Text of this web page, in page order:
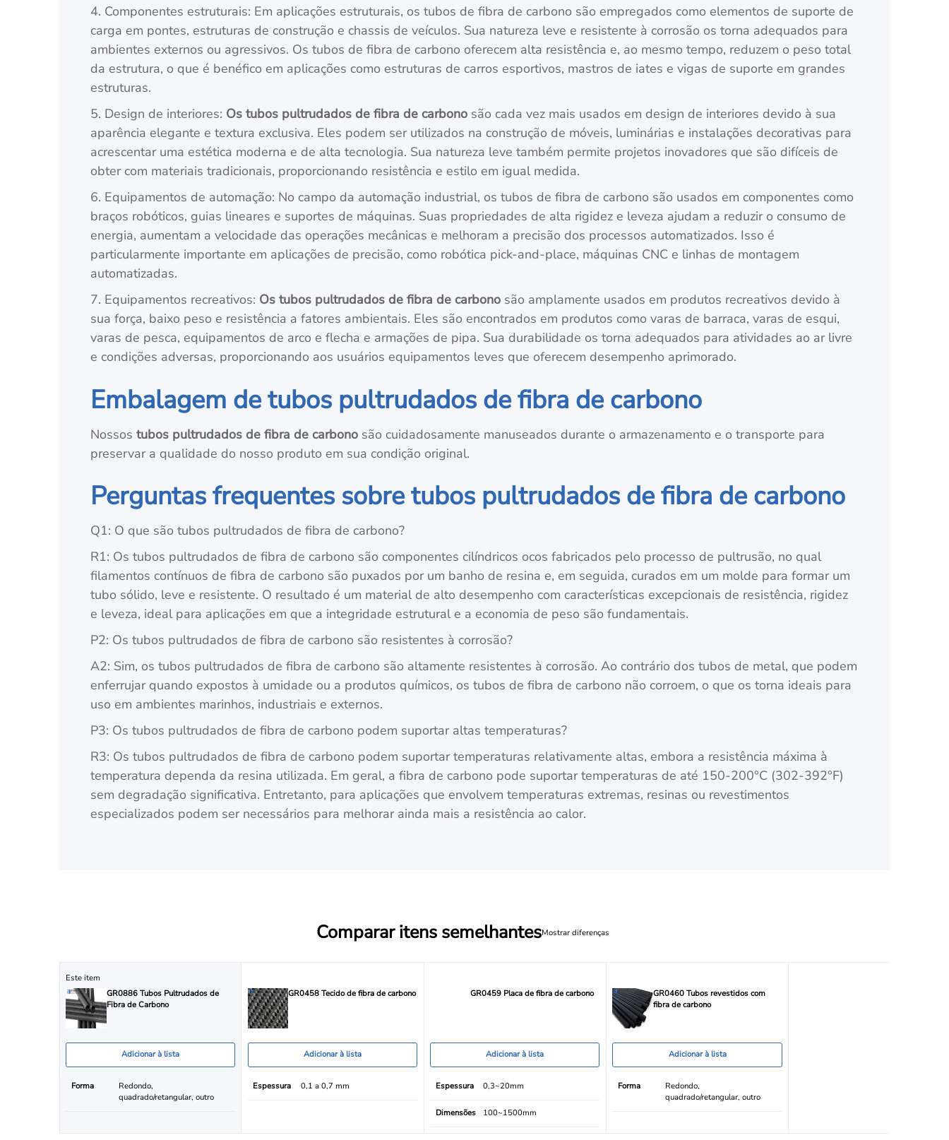
4. Componentes estruturais: Em aplicações estruturais, os tubos de fibra de carbono são empregados como elementos de suporte de
carga em pontes, estruturas de construção e chassis de veículos. Sua natureza leve e resistente à corrosão os torna adequados para
ambientes externos ou agressivos. Os tubos de fibra de carbono oferecem alta resistência e, ao mesmo tempo, reduzem o peso total
da estrutura, o que é benéfico em aplicações como estruturas de carros esportivos, mastros de iates e vigas de suporte em grandes
estruturas.
5. Design de interiores: Os tubos pultrudados de fibra de carbono são cada vez mais usados em design de interiores devido à sua
aparência elegante e textura exclusiva. Eles podem ser utilizados na construção de móveis, luminárias e instalações decorativas para
acrescentar uma estética moderna e de alta tecnologia. Sua natureza leve também permite projetos inovadores que são difíceis de
obter com materiais tradicionais, proporcionando resistência e estilo em igual medida.
6. Equipamentos de automação: No campo da automação industrial, os tubos de fibra de carbono são usados em componentes como
braços robóticos, guias lineares e suportes de máquinas. Suas propriedades de alta rigidez e leveza ajudam a reduzir o consumo de
energia, aumentam a velocidade das operações mecânicas e melhoram a precisão dos processos automatizados. Isso é
particularmente importante em aplicações de precisão, como robótica pick-and-place, máquinas CNC e linhas de montagem
automatizadas.
7. Equipamentos recreativos: Os tubos pultrudados de fibra de carbono são amplamente usados em produtos recreativos devido à
sua força, baixo peso e resistência a fatores ambientais. Eles são encontrados em produtos como varas de barraca, varas de esqui,
varas de pesca, equipamentos de arco e flecha e armações de pipa. Sua durabilidade os torna adequados para atividades ao ar livre
e condições adversas, proporcionando aos usuários equipamentos leves que oferecem desempenho aprimorado.
Embalagem de tubos pultrudados de fibra de carbono
Nossostubos pultrudados de fibra de carbono são cuidadosamente manuseados durante o armazenamento e o transporte para
preservar a qualidade do nosso produto em sua condição original.
Perguntas frequentes sobre tubos pultrudados de fibra de carbono
Q1: O que são tubos pultrudados de fibra de carbono?
R1: Os tubos pultrudados de fibra de carbono são componentes cilíndricos ocos fabricados pelo processo de pultrusão, no qual
filamentos contínuos de fibra de carbono são puxados por um banho de resina e, em seguida, curados em um molde para formar um
tubo sólido, leve e resistente. O resultado é um material de alto desempenho com características excepcionais de resistência, rigidez
e leveza, ideal para aplicações em que a integridade estrutural e a economia de peso são fundamentais.
P2: Os tubos pultrudados de fibra de carbono são resistentes à corrosão?
A2: Sim, os tubos pultrudados de fibra de carbono são altamente resistentes à corrosão. Ao contrário dos tubos de metal, que podem
enferrujar quando expostos à umidade ou a produtos químicos, os tubos de fibra de carbono não corroem, o que os torna ideais para
uso em ambientes marinhos, industriais e externos.
P3: Os tubos pultrudados de fibra de carbono podem suportar altas temperaturas?
R3: Os tubos pultrudados de fibra de carbono podem suportar temperaturas relativamente altas, embora a resistência máxima à
temperatura dependa da resina utilizada. Em geral, a fibra de carbono pode suportar temperaturas de até 150-200°C (302-392°F)
sem degradação significativa. Entretanto, para aplicações que envolvem temperaturas extremas, resinas ou revestimentos
especializados podem ser necessários para melhorar ainda mais a resistência ao calor.
Comparar itens semelhantesMostrar diferenças
Este item
GR0886 Tubos Pultrudados de
Fibra de Carbono
Adicionar à lista
Forma
Redondo,
quadrado/retangular, outro
GR0458 Tecido de fibra de carbono
Adicionar à lista
Espessura 0,1 a 0,7 mm
GR0459 Placa de fibra de carbono
Adicionar à lista
Espessura 0,3~20mm
Dimensões 100~1500mm
GR0460 Tubos revestidos com
fibra de carbono
Adicionar à lista
Forma
Redondo,
quadrado/retangular, outro